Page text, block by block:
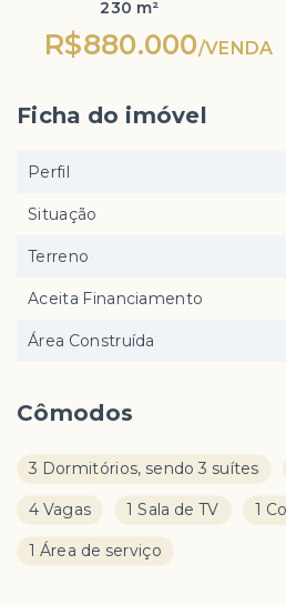
230 m²
R$880.000/VENDA
Cômodos
3 Dormitórios, sendo 3 suítes
4 Vagas 1 Sala de TV 1
1 Área de serviço
Ficha do imóvel
Perfil
Situação
Terreno
Aceita Financiamento
Área Construída